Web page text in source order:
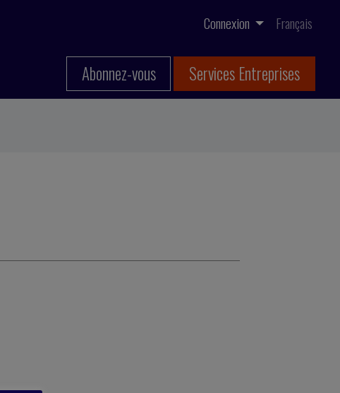
Connexion Français
Abonnez-vous Services Entreprises